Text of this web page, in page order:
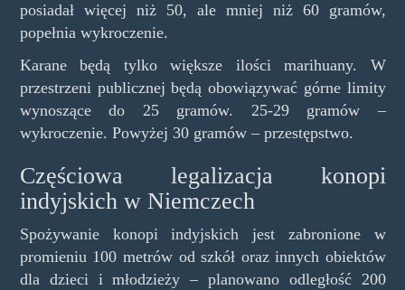
posiadał więcej niż 50, ale mniej niż 60 gramów,
popełnia wykroczenie.
Karane będą tylko większe ilości marihuany. W
przestrzeni publicznej będą obowiązywać górne limity
wynoszące do 25 gramów. 25-29 gramów –
wykroczenie. Powyżej 30 gramów – przestępstwo.
Częściowa legalizacja konopi
indyjskich w Niemczech
Spożywanie konopi indyjskich jest zabronione w
promieniu 100 metrów od szkół oraz innych obiektów
dla dzieci i młodzieży – planowano odległość 200